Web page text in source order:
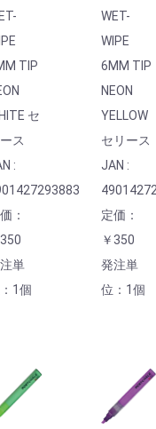
TIP
セ
ス
:
：
単
1個
WET-
WIPE
6MM TIP
NEON
YELLOW
セリース
JAN :
定価：
￥350
発注単
位：1個